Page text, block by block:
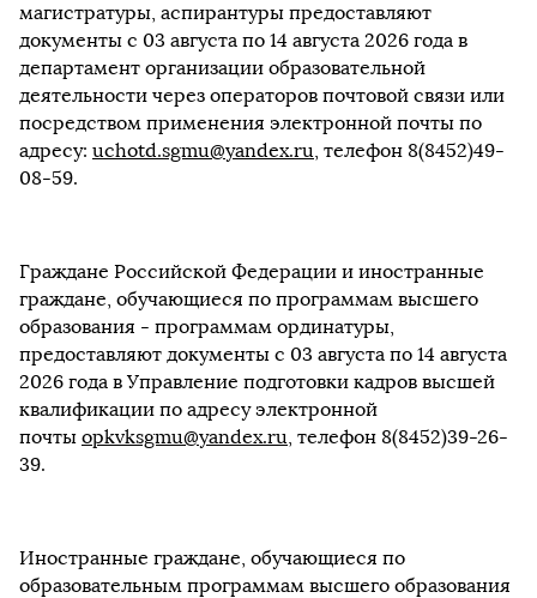
магистратуры, аспирантуры предоставляют
документы с 03 августа по 14 августа 2026 года в
департамент организации образовательной
деятельности через операторов почтовой связи или
посредством применения электронной почты по
адресу: uchotd.sgmu@yandex.ru, телефон 8(8452)49-
08-59.
Граждане Российской Федерации и иностранные
граждане, обучающиеся по программам высшего
образования - программам ординатуры,
предоставляют документы с 03 августа по 14 августа
2026 года в Управление подготовки кадров высшей
квалификации по адресу электронной
почты opkvksgmu@yandex.ru, телефон 8(8452)39-26-
39.
Иностранные граждане, обучающиеся по
образовательным программам высшего образования